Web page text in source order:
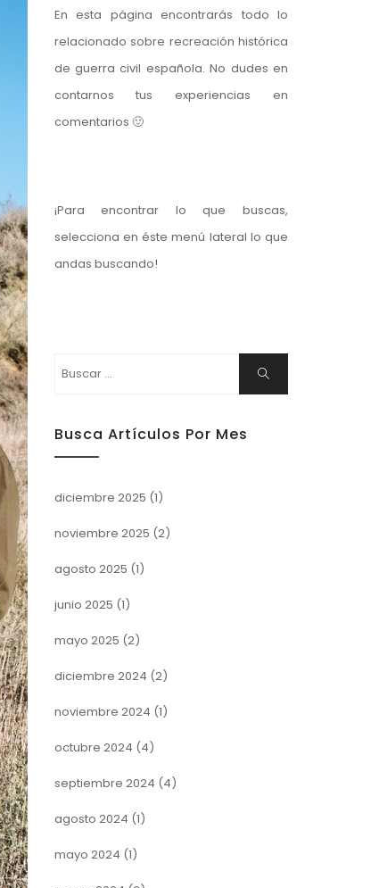
En esta página encontrarás todo lo
relacionado sobre recreación histórica
de guerra civil española. No dudes en
contarnos tus experiencias en
comentarios 🙂
¡Para encontrar lo que buscas,
selecciona en éste menú lateral lo que
andas buscando!
Buscar
Busca Artículos Por Mes
diciembre 2025 (1)
noviembre 2025 (2)
agosto 2025 (1)
junio 2025 (1)
mayo 2025 (2)
diciembre 2024 (2)
noviembre 2024 (1)
octubre 2024 (4)
septiembre 2024 (4)
agosto 2024 (1)
mayo 2024 (1)